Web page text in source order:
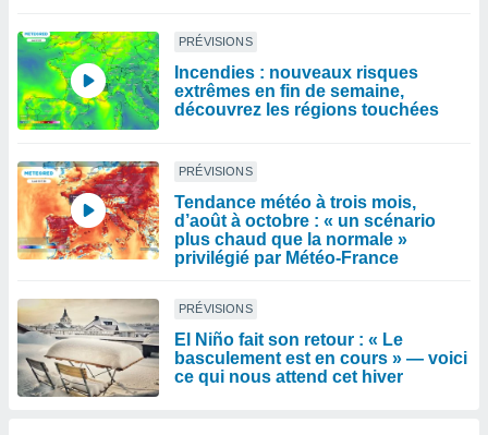
PRÉVISIONS
Incendies : nouveaux risques
extrêmes en fin de semaine,
découvrez les régions touchées
PRÉVISIONS
Tendance météo à trois mois,
d’août à octobre : « un scénario
plus chaud que la normale »
privilégié par Météo-France
PRÉVISIONS
El Niño fait son retour : « Le
basculement est en cours » — voici
ce qui nous attend cet hiver